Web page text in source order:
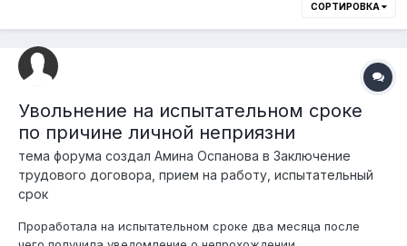
СОРТИРОВКА
Увольнение на испытательном сроке
по причине личной неприязни
тема форума создал Амина Оспанова в Заключение
трудового договора, прием на работу, испытательный
срок
Проработала на испытательном сроке два месяца после